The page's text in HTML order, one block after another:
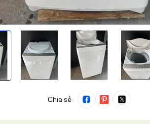
Chia sẻ